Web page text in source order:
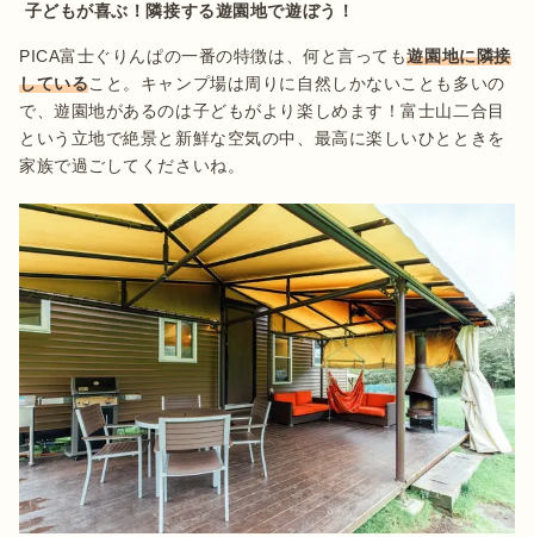
子どもが喜ぶ！隣接する遊園地で遊ぼう！
PICA富士ぐりんぱの一番の特徴は、何と言っても遊園地に隣接
していること。キャンプ場は周りに自然しかないことも多いの
で、遊園地があるのは子どもがより楽しめます！富士山二合目
という立地で絶景と新鮮な空気の中、最高に楽しいひとときを
家族で過ごしてくださいね。